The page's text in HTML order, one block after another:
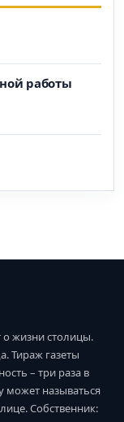
работы
жизни столицы.
Тираж газеты
– три раза в
может называться
Собственник: